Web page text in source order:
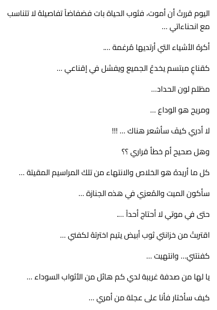
اليوم قررتُ أن أموت، فثوب الحياة بات فضفاضاً تفاصيلهُ لا تتناسب
مع انحناءاتي …
أكرهُ الأشياء التي أرتديها مُرغمة ….
كقناعٍ مبتسم يخدعُ الجميع ويفشل في إقناعي …
مظلم لون الحداد…
ومريح هو الوداع …
لا أدري كيفَ سأشعر هناك … !!!
وهل صحيح أم خطأ قراري ؟؟
كل ما أريدهُ هو الخلاص والانتهاء من تلكَ المراسيم المقيتة …
سأكون الميت والمُعزي في هذه الجنازة …
حتى في موتي لا أحتاج أحداً ….
اقتربتُ من خزانتي ثوب أبيض يتيم اخترتهُ لكفني …
كفنتني… وانتهيت …
يا لها من صدفة غريبة لدي كم هائل من الأثواب السوداء …
كيف سأختار فأنا على عجلة من أمري …